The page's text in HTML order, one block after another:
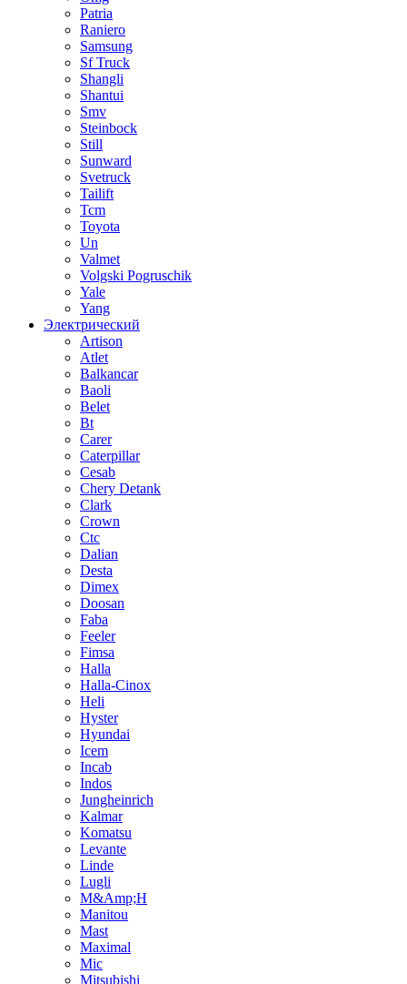
Patria
Raniero
Samsung
Sf Truck
Shangli
Shantui
Smv
Steinbock
Still
Sunward
Svetruck
Tailift
Tcm
Toyota
Un
Valmet
Volgski Pogruschik
Yale
Yang
Электрический
Artison
Atlet
Balkancar
Baoli
Belet
Bt
Carer
Caterpillar
Cesab
Chery Detank
Clark
Crown
Ctc
Dalian
Desta
Dimex
Doosan
Faba
Feeler
Fimsa
Halla
Halla-Cinox
Heli
Hyster
Hyundai
Icem
Incab
Indos
Jungheinrich
Kalmar
Komatsu
Levante
Linde
Lugli
M&Amp;H
Manitou
Mast
Maximal
Mic
Mitsubishi